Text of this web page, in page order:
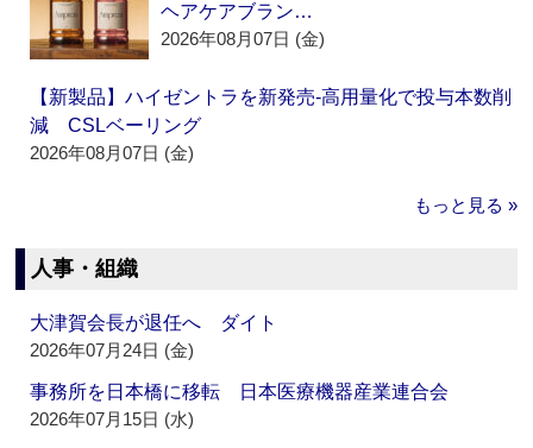
ヘアケアブラン…
2026年08月07日 (金)
【新製品】ハイゼントラを新発売‐高用量化で投与本数削
減 CSLベーリング
2026年08月07日 (金)
もっと見る »
人事・組織
大津賀会長が退任へ ダイト
2026年07月24日 (金)
事務所を日本橋に移転 日本医療機器産業連合会
2026年07月15日 (水)